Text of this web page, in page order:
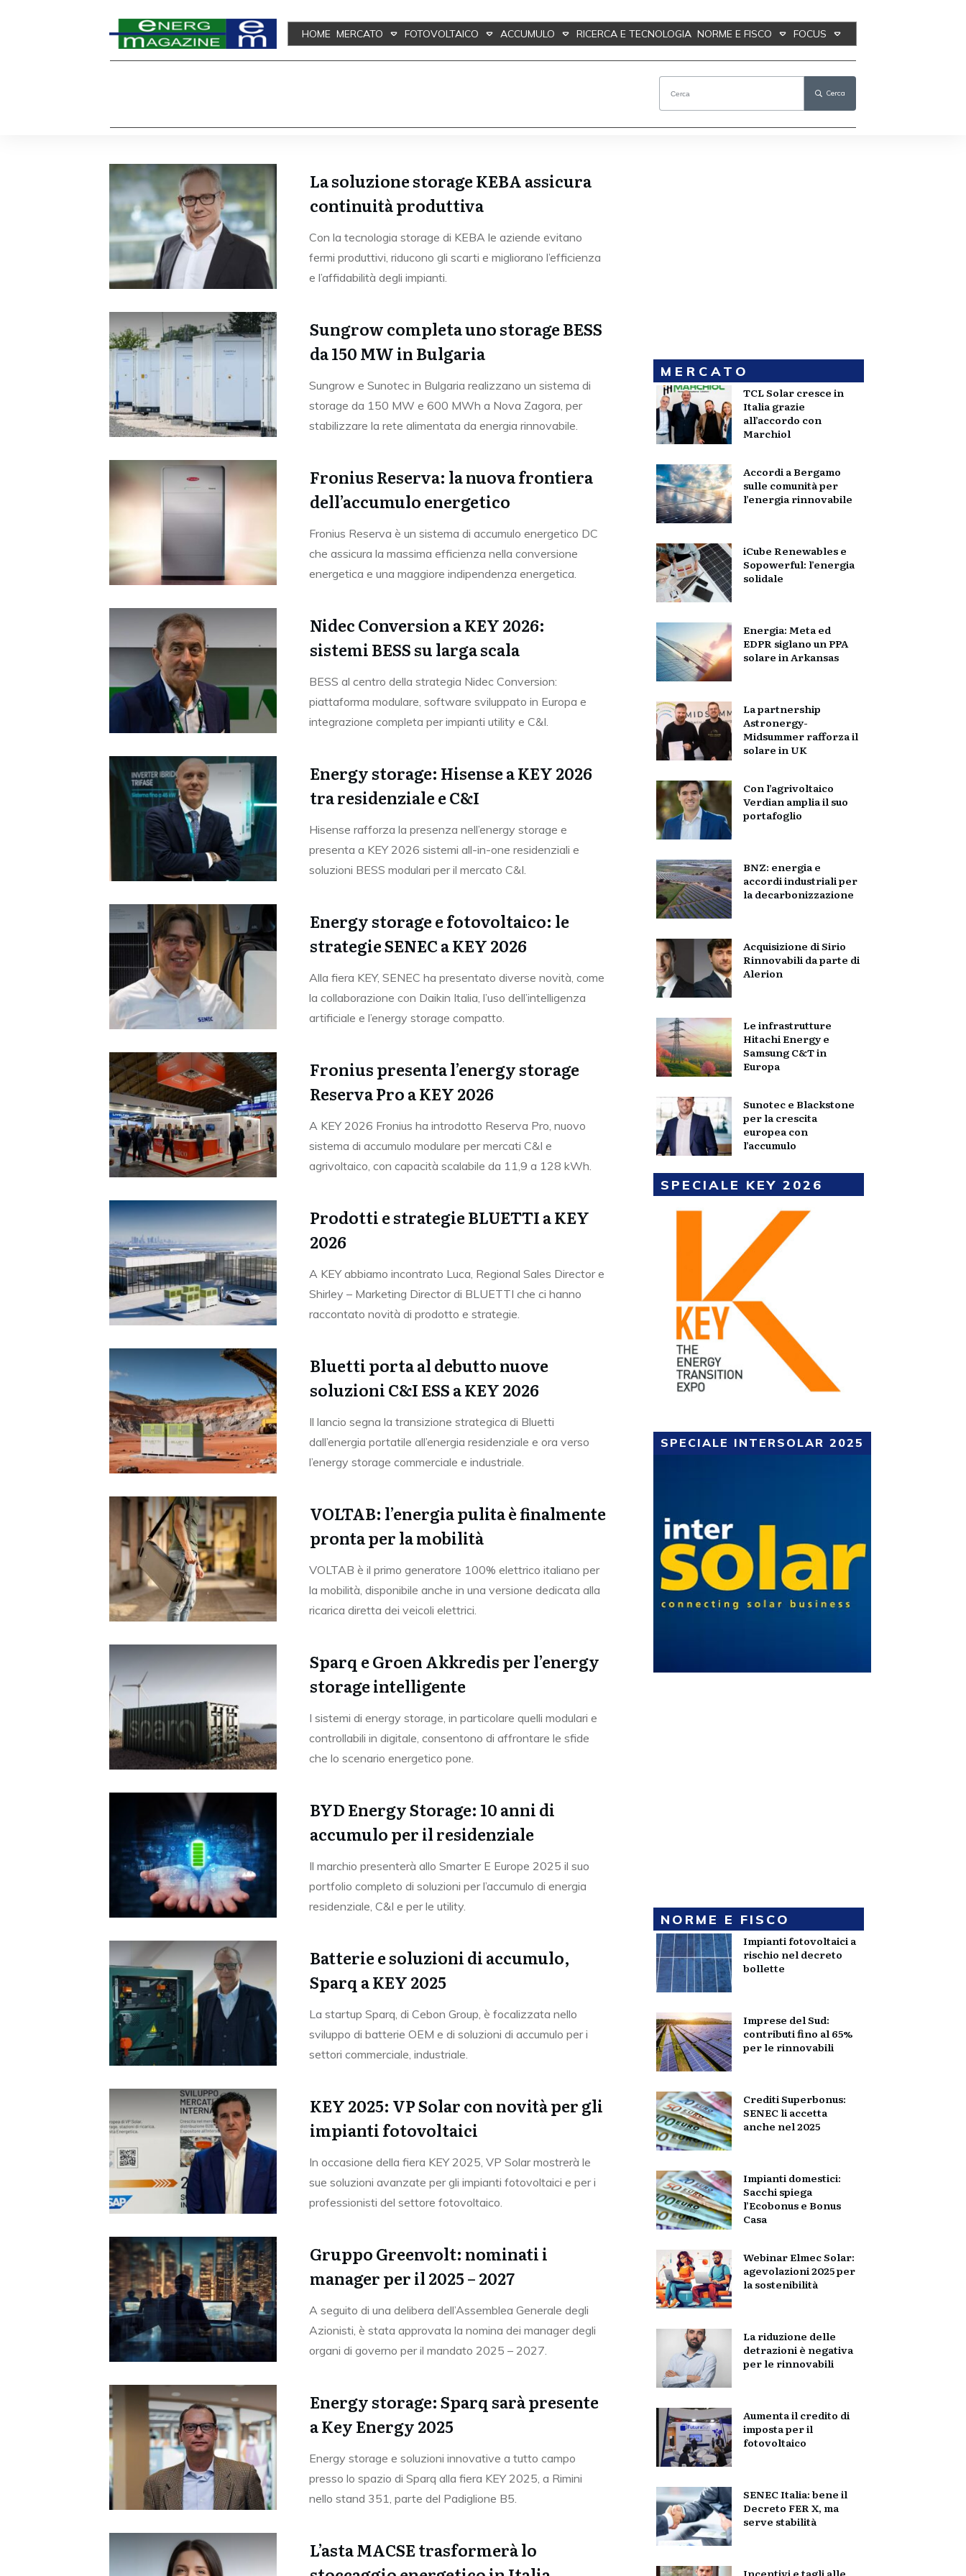
HOME MERCATO FOTOVOLTAICO ACCUMULO RICERCA E TECNOLOGIA NORME E FISCO FOCUS
Cerca
La soluzione storage KEBA assicura
continuità produttiva
Con la tecnologia storage di KEBA le aziende evitano
fermi produttivi, riducono gli scarti e migliorano l’efficienza
e l’affidabilità degli impianti.
Sungrow completa uno storage BESS
da 150 MW in Bulgaria
Sungrow e Sunotec in Bulgaria realizzano un sistema di
storage da 150 MW e 600 MWh a Nova Zagora, per
stabilizzare la rete alimentata da energia rinnovabile.
Fronius Reserva: la nuova frontiera
dell’accumulo energetico
Fronius Reserva è un sistema di accumulo energetico DC
che assicura la massima efficienza nella conversione
energetica e una maggiore indipendenza energetica.
Nidec Conversion a KEY 2026:
sistemi BESS su larga scala
BESS al centro della strategia Nidec Conversion:
piattaforma modulare, software sviluppato in Europa e
integrazione completa per impianti utility e C&I.
Energy storage: Hisense a KEY 2026
tra residenziale e C&I
Hisense rafforza la presenza nell’energy storage e
presenta a KEY 2026 sistemi all-in-one residenziali e
soluzioni BESS modulari per il mercato C&I.
Energy storage e fotovoltaico: le
strategie SENEC a KEY 2026
Alla fiera KEY, SENEC ha presentato diverse novità, come
la collaborazione con Daikin Italia, l’uso dell’intelligenza
artificiale e l’energy storage compatto.
Fronius presenta l’energy storage
Reserva Pro a KEY 2026
A KEY 2026 Fronius ha introdotto Reserva Pro, nuovo
sistema di accumulo modulare per mercati C&I e
agrivoltaico, con capacità scalabile da 11,9 a 128 kWh.
Prodotti e strategie BLUETTI a KEY
2026
A KEY abbiamo incontrato Luca, Regional Sales Director e
Shirley – Marketing Director di BLUETTI che ci hanno
raccontato novità di prodotto e strategie.
Bluetti porta al debutto nuove
soluzioni C&I ESS a KEY 2026
Il lancio segna la transizione strategica di Bluetti
dall’energia portatile all’energia residenziale e ora verso
l’energy storage commerciale e industriale.
VOLTAB: l’energia pulita è finalmente
pronta per la mobilità
VOLTAB è il primo generatore 100% elettrico italiano per
la mobilità, disponibile anche in una versione dedicata alla
ricarica diretta dei veicoli elettrici.
Sparq e Groen Akkredis per l’energy
storage intelligente
I sistemi di energy storage, in particolare quelli modulari e
controllabili in digitale, consentono di affrontare le sfide
che lo scenario energetico pone.
BYD Energy Storage: 10 anni di
accumulo per il residenziale
Il marchio presenterà allo Smarter E Europe 2025 il suo
portfolio completo di soluzioni per l’accumulo di energia
residenziale, C&I e per le utility.
Batterie e soluzioni di accumulo,
Sparq a KEY 2025
La startup Sparq, di Cebon Group, è focalizzata nello
sviluppo di batterie OEM e di soluzioni di accumulo per i
settori commerciale, industriale.
KEY 2025: VP Solar con novità per gli
impianti fotovoltaici
In occasione della fiera KEY 2025, VP Solar mostrerà le
sue soluzioni avanzate per gli impianti fotovoltaici e per i
professionisti del settore fotovoltaico.
Gruppo Greenvolt: nominati i
manager per il 2025 – 2027
A seguito di una delibera dell’Assemblea Generale degli
Azionisti, è stata approvata la nomina dei manager degli
organi di governo per il mandato 2025 – 2027.
Energy storage: Sparq sarà presente
a Key Energy 2025
Energy storage e soluzioni innovative a tutto campo
presso lo spazio di Sparq alla fiera KEY 2025, a Rimini
nello stand 351, parte del Padiglione B5.
L’asta MACSE trasformerà lo
MERCATO
TCL Solar cresce in
Italia grazie
all’accordo con
Marchiol
Accordi a Bergamo
sulle comunità per
l’energia rinnovabile
iCube Renewables e
Sopowerful: l’energia
solidale
Energia: Meta ed
EDPR siglano un PPA
solare in Arkansas
La partnership
Astronergy-
Midsummer rafforza il
solare in UK
Con l’agrivoltaico
Verdian amplia il suo
portafoglio
BNZ: energia e
accordi industriali per
la decarbonizzazione
Acquisizione di Sirio
Rinnovabili da parte di
Alerion
Le infrastrutture
Hitachi Energy e
Samsung C&T in
Europa
Sunotec e Blackstone
per la crescita
europea con
l’accumulo
SPECIALE KEY 2026
SPECIALE INTERSOLAR 2025
NORME E FISCO
Impianti fotovoltaici a
rischio nel decreto
bollette
Imprese del Sud:
contributi fino al 65%
per le rinnovabili
Crediti Superbonus:
SENEC li accetta
anche nel 2025
Impianti domestici:
Sacchi spiega
l’Ecobonus e Bonus
Casa
Webinar Elmec Solar:
agevolazioni 2025 per
la sostenibilità
La riduzione delle
detrazioni è negativa
per le rinnovabili
Aumenta il credito di
imposta per il
fotovoltaico
SENEC Italia: bene il
Decreto FER X, ma
serve stabilità
Incentivi e tagli alle